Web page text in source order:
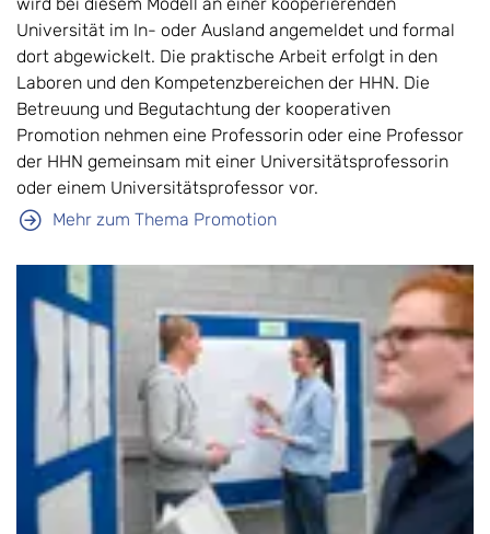
Universität im In- oder Ausland angemeldet und formal
dort abgewickelt. Die praktische Arbeit erfolgt in den
Laboren und den Kompetenzbereichen der HHN. Die
Betreuung und Begutachtung der kooperativen
Promotion nehmen eine Professorin oder eine Professor
der HHN gemeinsam mit einer Universitätsprofessorin
oder einem Universitätsprofessor vor.
Mehr zum Thema Promotion